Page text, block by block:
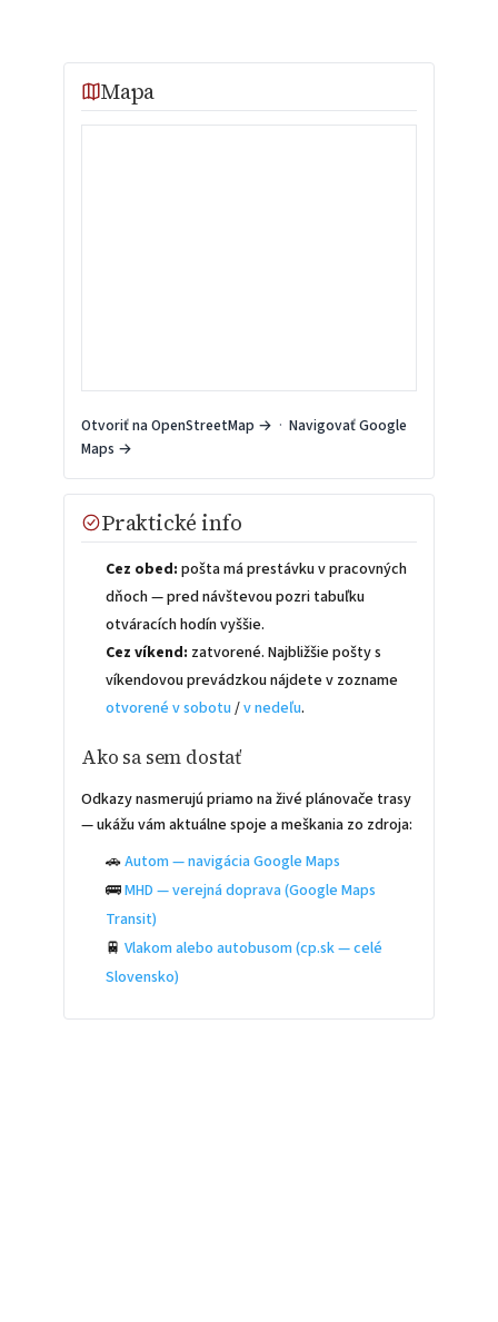
Mapa
Otvoriť na OpenStreetMap → · Navigovať Google
Maps →
Praktické info
Cez obed: pošta má prestávku v pracovných
dňoch — pred návštevou pozri tabuľku
otváracích hodín vyššie.
Cez víkend: zatvorené. Najbližšie pošty s
víkendovou prevádzkou nájdete v zozname
otvorené v sobotu /v nedeľu.
Ako sa sem dostať
Odkazy nasmerujú priamo na živé plánovače trasy
— ukážu vám aktuálne spoje a meškania zo zdroja:
🚗Autom — navigácia Google Maps
🚌MHD — verejná doprava (Google Maps
Transit)
🚆Vlakom alebo autobusom (cp.sk — celé
Slovensko)